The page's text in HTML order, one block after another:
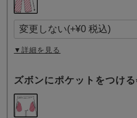
須
)
▼詳細を見る
ズボンにポケットをつける